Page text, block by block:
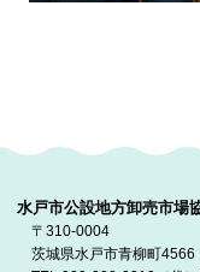
水戸市公設地方卸売市場
〒310-0004
茨城県水戸市青柳町4566